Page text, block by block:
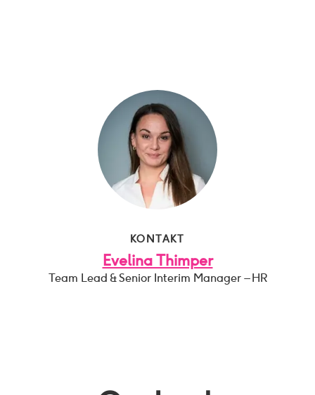
KONTAKT
Evelina Thimper
Team Lead & Senior Interim Manager – HR